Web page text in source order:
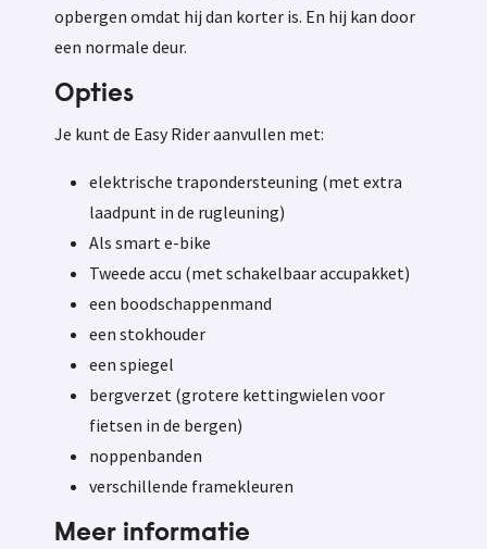
opbergen omdat hij dan korter is. En hij kan door
een normale deur.
Opties
Je kunt de Easy Rider aanvullen met:
elektrische trapondersteuning (met extra
laadpunt in de rugleuning)
Als smart e-bike
Tweede accu (met schakelbaar accupakket)
een boodschappenmand
een stokhouder
een spiegel
bergverzet (grotere kettingwielen voor
fietsen in de bergen)
noppenbanden
verschillende framekleuren
Meer informatie